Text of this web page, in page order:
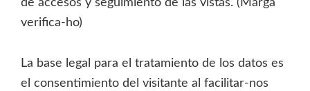
de accesos y seguimiento de las vistas. (Marga
verifica-ho)
La base legal para el tratamiento de los datos es
el consentimiento del visitante al facilitar-nos